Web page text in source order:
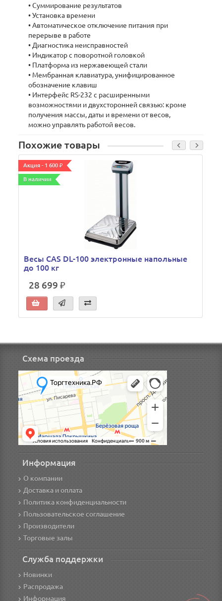
• Суммирование результатов
• Установка времени
• Автоматическое отключение питания при
перерыве в работе
• Диагностика неисправностей
• Индикатор с поворотной головкой
• Платформа из нержавеющей стали
• Мембранная клавиатура, унифицированное
обозначение клавиш
• Интерфейс RS-232 с расширенными
возможностями и двухсторонней связью: кроме
получения массы, даты и времени от весов,
можно управлять работой весов.
Похожие товары
Акция - 1 600 ₽
В наличии
Весы CAS DL-100 электронные напольные
до 100 кг
28 699 ₽
Схема проезда
Информация
О компании
Доставка и оплата
Политика конфиденциальности
Пользовательское соглашение
Производители
Торговые залы
Служба поддержки
Новинки
Распродажа
Информация